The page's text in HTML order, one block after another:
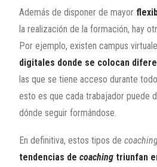
Además de disponer de mayor
la realización de la formación, hay
Por ejemplo, existen campus
digitales donde se colocan
las que se tiene acceso durante
esto es que cada trabajador puede
dónde seguir formándose.
En definitiva, estos tipos de
tendencias de coaching triunfan